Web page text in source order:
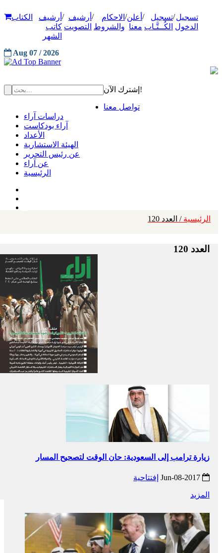
تسجيل
الدخول
/تسجيل
الكُــتَّـاب
/ أعلن
معنا
/ الاحكام
والشروط
/ أرشيف
التصويت
/ أرشيف
كاتب
الشهر
الكتاب
Aug 07 / 2026
إشترك الآن!
تواصل معنا
دراسات آراء
آراء بودكاست
الأعداد
الهيئة الاستشارية
عن رئيس التحرير
عن آراء
الرئيسية
الرئيسية / العدد 120
العدد 120
زيارة ترامب إلى السعودية: حان الوقت لتصحيح المسار
إفتتاحية
المزيد